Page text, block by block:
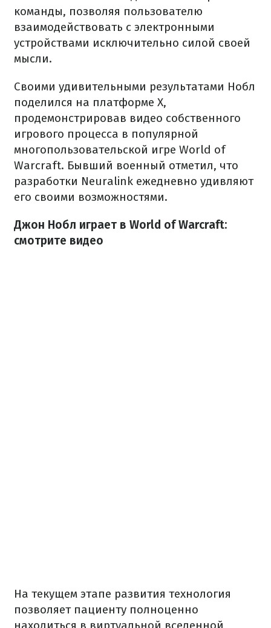
команды, позволяя пользователю
взаимодействовать с электронными
устройствами исключительно силой своей
мысли.
Своими удивительными результатами Нобл
поделился на платформе X,
продемонстрировав видео собственного
игрового процесса в популярной
многопользовательской игре World of
Warcraft. Бывший военный отметил, что
разработки Neuralink ежедневно удивляют
его своими возможностями.
Джон Нобл играет в World of Warcraft:
смотрите видео
На текущем этапе развития технология
позволяет пациенту полноценно